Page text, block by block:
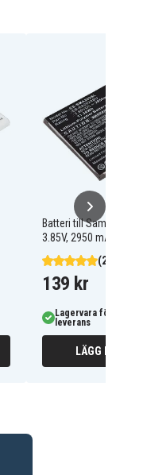
Batteri till Samsung
3.85V, 2950 mAh
(2)
139 kr
Lagervara för
leverans
LÄGG I